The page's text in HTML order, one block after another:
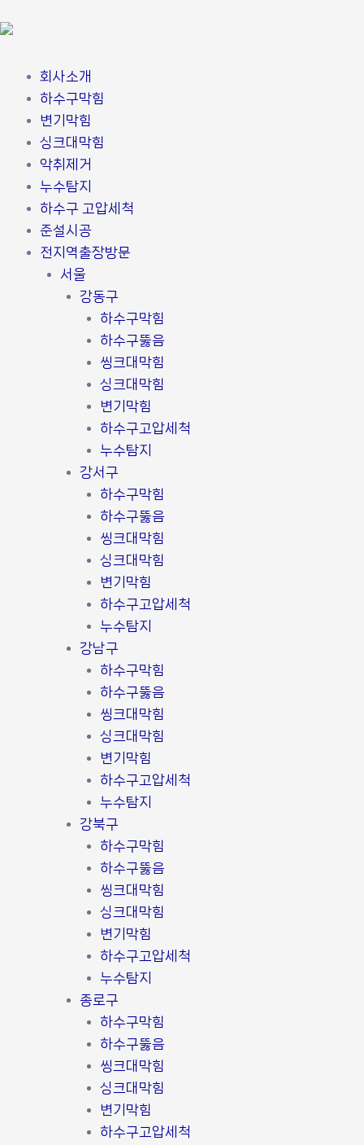
텐
회사소개
하수구막힘
변기막힘
싱크대막힘
악취제거
누수탐지
하수구 고압세척
준설시공
전지역출장방문
서울
강동구
하수구막힘
하수구뚫음
씽크대막힘
싱크대막힘
변기막힘
하수구고압세척
누수탐지
강서구
하수구막힘
하수구뚫음
씽크대막힘
싱크대막힘
변기막힘
하수구고압세척
누수탐지
강남구
하수구막힘
하수구뚫음
씽크대막힘
싱크대막힘
변기막힘
하수구고압세척
누수탐지
강북구
하수구막힘
하수구뚫음
씽크대막힘
싱크대막힘
변기막힘
하수구고압세척
누수탐지
종로구
하수구막힘
하수구뚫음
씽크대막힘
싱크대막힘
변기막힘
하수구고압세척
스